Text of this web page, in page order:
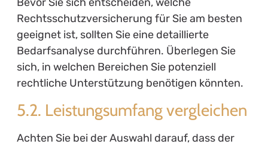
Für weitere Informationen zum Thema
Absicherung in verschiedenen
Lebensbereichen kann ein Blick auf die Seiten
vonHaftungsheldoderVermögensheldsehr
hilfreich sein.
Mit der richtigen Rechtsschutzversicherung
sind Sie gut gerüstet und können auch in
schwierigen rechtlichen Situationen gelassen